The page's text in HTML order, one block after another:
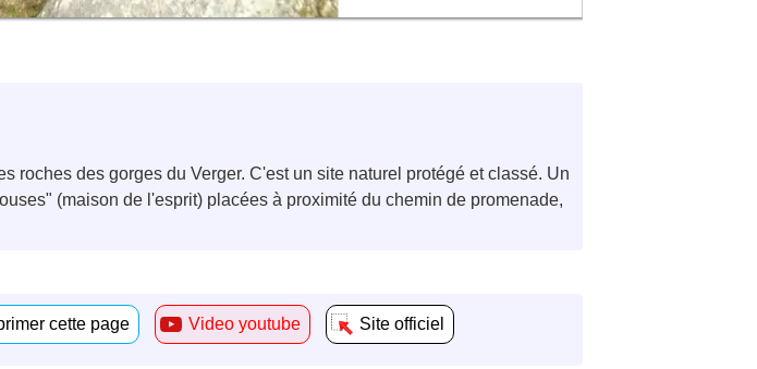
roches des gorges du Verger. C'est un site naturel protégé et classé. Un
(maison de l'esprit) placées à proximité du chemin de promenade,
cette page Video youtube Site officiel